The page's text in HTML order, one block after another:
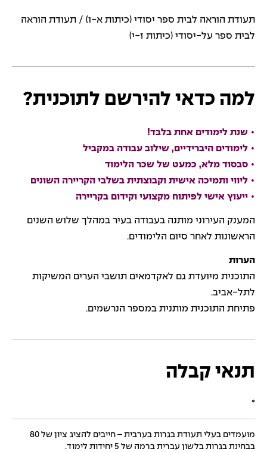
תעודת הוראה לבית ספר יסודי (כיתות א-ו) / תעודת הוראה
לבית ספר על-יסודי (כיתות ז-י)
למה כדאי להירשם לתוכנית?
• שנת לימודים אחת בלבד!
• לימודים היברידיים, שילוב עבודה במקביל
• סבסוד מלא, כמעט של שכר הלימוד
• ליווי ותמיכה אישית וקבוצתית בשלבי הקריירה השונים
• ייעוץ אישי לפיתוח מקצועי וקידום בקריירה
המענק העירוני מותנה בעבודה בעיר במהלך שלוש השנים
הראשונות לאחר סיום הלימודים.
הערות
התוכנית מיועדת גם לאקדמאים תושבי הערים המשיקות
לתל-אביב.
פתיחת התוכנית מותנית במספר הנרשמים.
תנאי קבלה
*
מועמדים בעלי תעודת בגרות בערבית – חייבים להציג ציון של 80
בבחינת בגרות בלשון עברית ברמה של 5 יחידות לימוד.